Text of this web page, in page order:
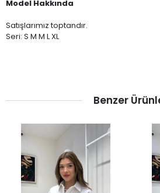
Model Hakkında
Satışlarımız toptandır.
Seri: S M M L XL
Benzer